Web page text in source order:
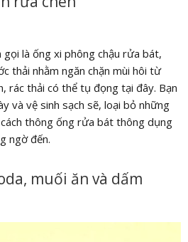
là ống xi phông chậu rửa bát,
thải nhằm ngăn chặn mùi hôi từ
rác thải có thể tụ đọng tại đây. Bạn
và vệ sinh sạch sẽ, loại bỏ những
thông ống rửa bát thông dụng
ngờ đến.
muối ăn và dấm